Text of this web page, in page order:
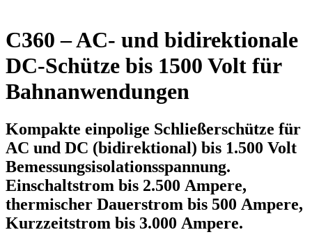
C360 – AC- und bidirektionale
DC-Schütze bis 1500 Volt für
Bahnanwendungen
Kompakte einpolige Schließerschütze für
AC und DC (bidirektional) bis 1.500 Volt
Bemessungs­isolations­spannung.
Einschaltstrom bis 2.500 Ampere,
thermischer Dauerstrom bis 500 Ampere,
Kurzzeitstrom bis 3.000 Ampere.